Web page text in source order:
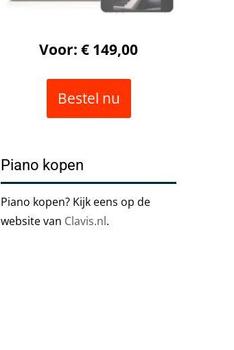
Voor: € 149,00
Bestel nu
Piano kopen
Piano kopen? Kijk eens op de
website van Clavis.nl.